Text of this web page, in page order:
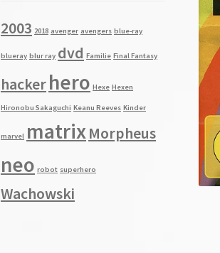
2003 2018 avenger avengers blue-ray
blueray blur ray dvd Familie Final Fantasy
hackerhero Hexe Hexen
Hironobu Sakaguchi Keanu Reeves Kinder
marvel matrixMorpheus
neo robot superhero
Wachowski